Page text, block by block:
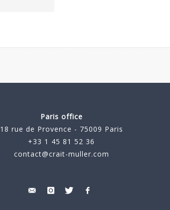
Paris office
18 rue de Provence - 75009 Paris
+33 1 45 81 52 36
contact@crait-muller.com